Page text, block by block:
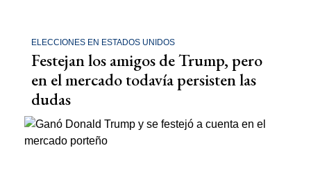
ELECCIONES EN ESTADOS UNIDOS
Festejan los amigos de Trump, pero
en el mercado todavía persisten las
dudas